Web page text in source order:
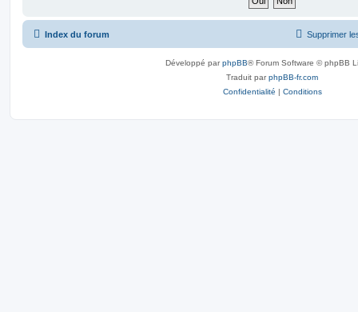
Index du forum Supprimer
Développé parphpBB® Forum Software © phpBB
Traduit parphpBB-fr.com
Confidentialité | Conditions